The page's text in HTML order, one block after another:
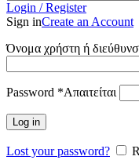
Login / Register
Sign inCreate an Account
Όνομα χρήστη ή
Password *Απαιτείται
Log in
Lost your password?